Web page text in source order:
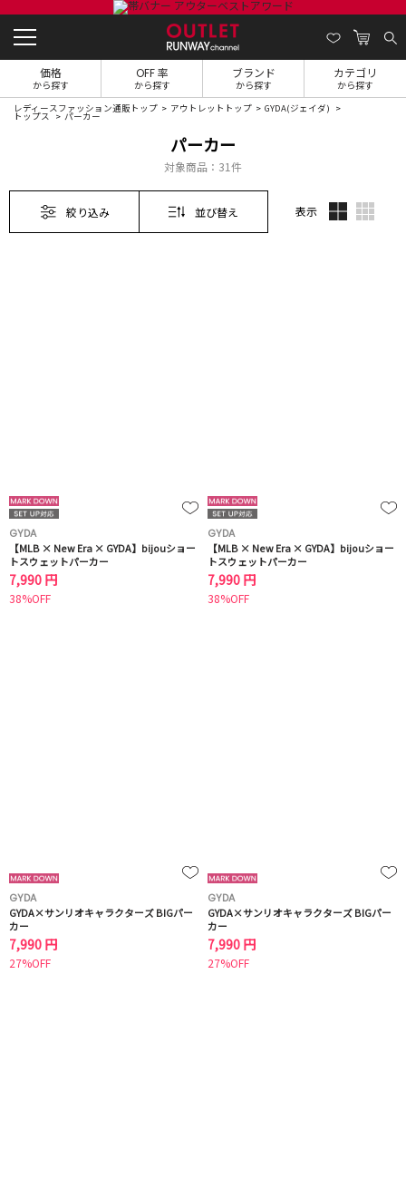
価格
から探す
OFF 率
から探す
ブランド
から探す
カテゴリ
から探す
レディースファッション通販トップ アウトレットトップ GYDA(ジェイダ)
トップス パーカー
パーカー
対象商品： 31件
絞り込み 並び替え 表示
GYDA
【MLB × New Era × GYDA】bijouショー
トスウェットパーカー
7,990 円
38%OFF
GYDA
【MLB × New Era × GYDA】bijouショー
トスウェットパーカー
7,990 円
38%OFF
GYDA
GYDA×サンリオキャラクターズ BIGパー
カー
7,990 円
27%OFF
GYDA
GYDA×サンリオキャラクターズ BIGパー
カー
7,990 円
27%OFF